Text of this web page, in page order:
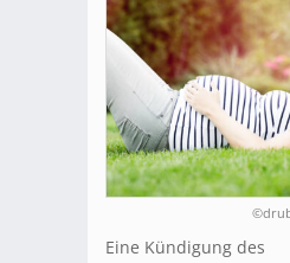
Eine Kündigung des